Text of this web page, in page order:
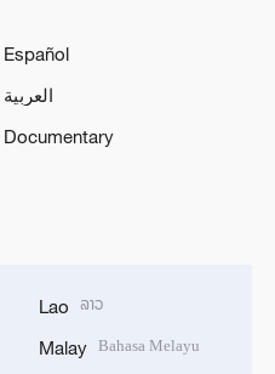
Español
العربية
Documentary
Lao ລາວ
Malay Bahasa Melayu